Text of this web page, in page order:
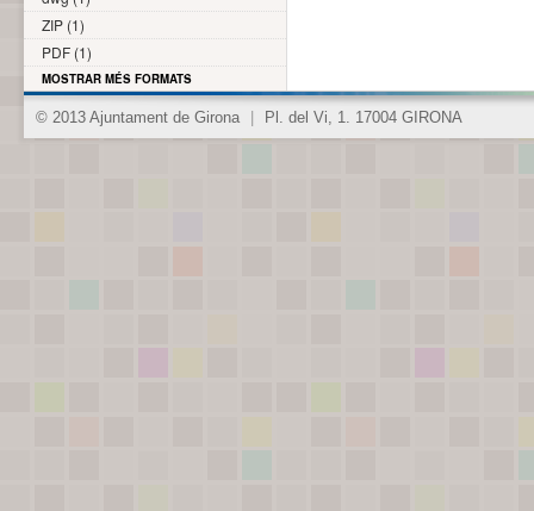
ZIP (1)
PDF (1)
MOSTRAR MÉS FORMATS
© 2013 Ajuntament de Girona Pl. del Vi, 1. 17004 GIRONA